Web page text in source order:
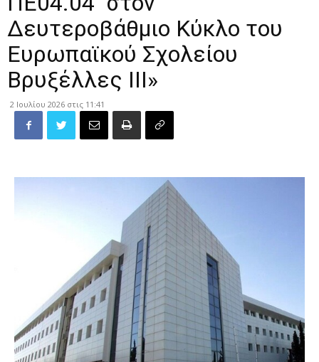
Δευτεροβάθμιο Κύκλο του
Ευρωπαϊκού Σχολείου
Βρυξέλλες ΙΙΙ»
2 Ιουλίου 2026 στις 11:41